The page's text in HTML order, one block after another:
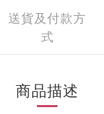
送貨及付款方
式
商品描述